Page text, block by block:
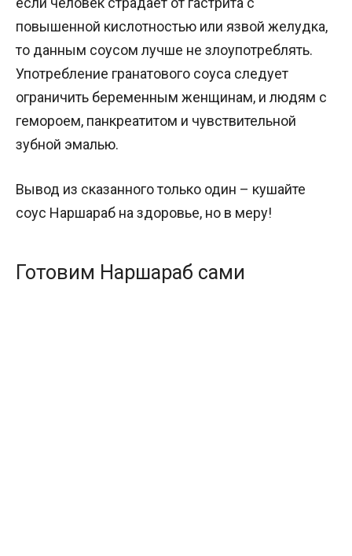
повышенной кислотностью или язвой желудка,
то данным соусом лучше не злоупотреблять.
Употребление гранатового соуса следует
ограничить беременным женщинам, и людям с
гемороем, панкреатитом и чувствительной
зубной эмалью.
Вывод из сказанного только один – кушайте
соус Наршараб на здоровье, но в меру!
Готовим Наршараб сами